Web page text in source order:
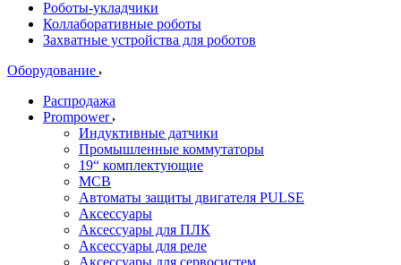
Роботы-укладчики
Коллаборативные роботы
Захватные устройства для роботов
Оборудование
Распродажа
Prompower
Индуктивные датчики
Промышленные коммутаторы
19“ комплектующие
MCB
Автоматы защиты двигателя PULSE
Аксессуары
Аксессуары для ПЛК
Аксессуары для реле
Аксессуары для сервосистем